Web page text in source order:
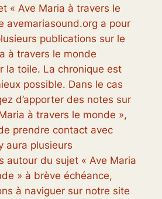
« Ave Maria à travers le
avemariasound.org a pour
publications sur le
à travers le monde
la toile. La chronique est
possible. Dans le cas
d’apporter des notes sur
à travers le monde »,
prendre contact avec
aura plusieurs
autour du sujet « Ave Maria
» à brève échéance,
à naviguer sur notre site